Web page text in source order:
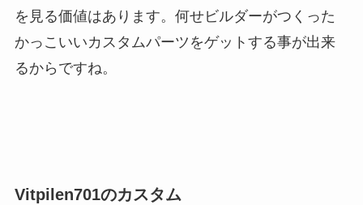
を見る価値はあります。何せビルダーがつくった
かっこいいカスタムパーツをゲットする事が出来
るからですね。
Vitpilen701のカスタム